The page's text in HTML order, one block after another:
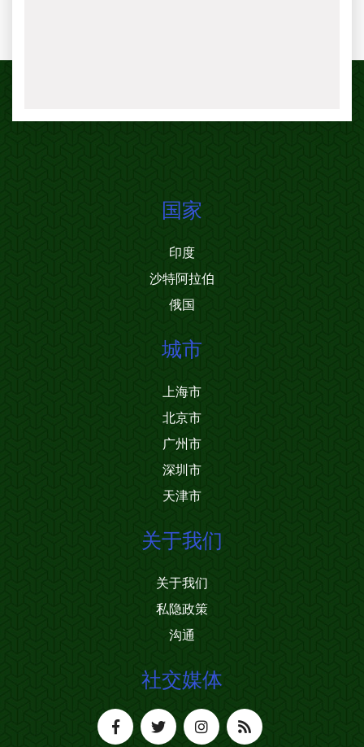
国家
印度
沙特阿拉伯
俄国
城市
上海市
北京市
广州市
深圳市
天津市
关于我们
关于我们
私隐政策
沟通
社交媒体